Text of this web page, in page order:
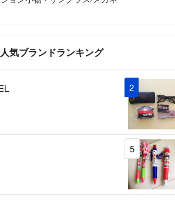
気ブランドランキング
2
5